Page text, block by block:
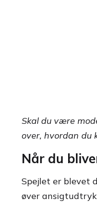
Skal du være
over, hvordan du
Når du
Spejlet er blevet
øver